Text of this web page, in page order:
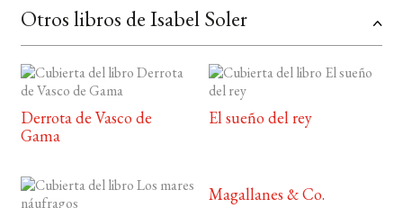
Otros libros de Isabel Soler
Derrota de Vasco de
Gama
El sueño del rey
Magallanes & Co.